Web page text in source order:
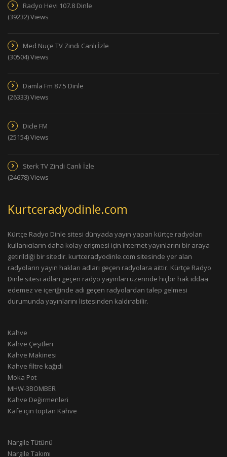
Radyo Hevi 107.8 Dinle
(39232) Views
Med Nuçe TV Zindi Canlı İzle
(30504) Views
Damla Fm 87.5 Dinle
(26333) Views
Dicle FM
(25154) Views
Sterk TV Zindi Canlı İzle
(24678) Views
Kurtceradyodinle.com
Kürtçe Radyo Dinle sitesi dünyada yayın yapan kürtçe radyoları
kullanıcıların daha kolay erişmesi için internet yayınlarını bir araya
getirildiği bir sitedir. kurtceradyodinle.com sitesinde yer alan
radyoların yayın hakları adları geçen radyolara aittir. Kürtçe Radyo
Dinle sitesi adları geçen radyo yayınları üzerinde hiçbir hak iddaa
edemez ve içeriğinde adı geçen radyolardan talep gelmesi
durumunda yayınlarını listesinden kaldırabilir.
Kahve
Kahve Çeşitleri
Kahve Makinesi
Kahve filtre kağıdı
Moka Pot
MHW-3BOMBER
Kahve Değirmenleri
Kafe için toptan Kahve
Nargile Tütünü
Nargile Takımı